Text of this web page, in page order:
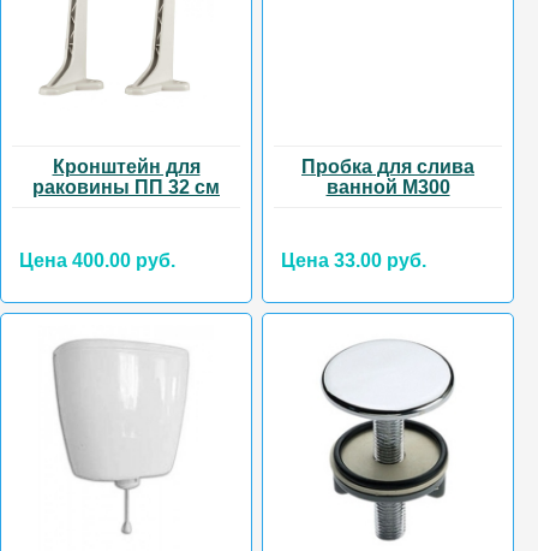
Кронштейн для
раковины ПП 32 см
Цена 400.00 руб.
Пробка для слива
ванной М300
Цена 33.00 руб.